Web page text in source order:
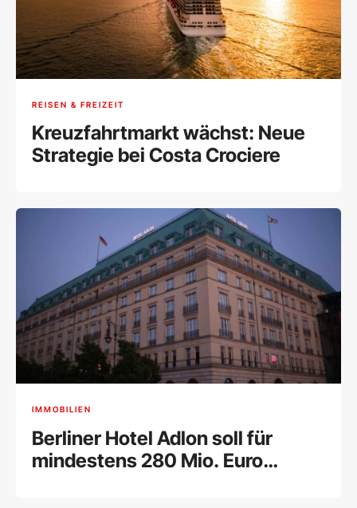
REISEN & FREIZEIT
Kreuzfahrtmarkt wächst: Neue
Strategie bei Costa Crociere
IMMOBILIEN
Berliner Hotel Adlon soll für
mindestens 280 Mio. Euro